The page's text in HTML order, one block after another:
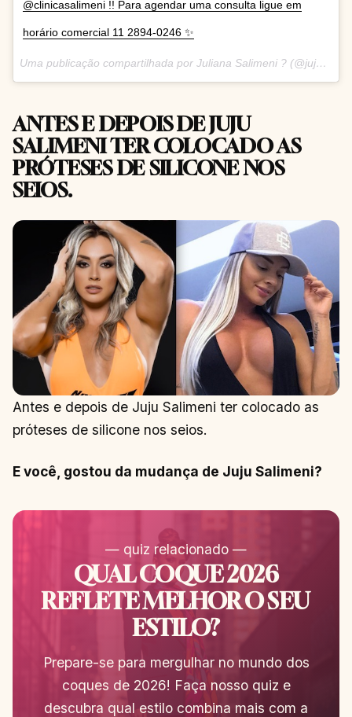
@clinicasalimeni !! Para agendar uma consulta ligue em
horário comercial 11 2894-0246 ✨
Uma publicação compartilhada por Juliana Salimeni ? (@jujusalimeni) em
ANTES E DEPOIS DE JUJU
SALIMENI TER COLOCADO AS
PRÓTESES DE SILICONE NOS
SEIOS.
Antes e depois de Juju Salimeni ter colocado as
próteses de silicone nos seios.
E você, gostou da mudança de Juju Salimeni?
— quiz relacionado —
QUAL COQUE 2026
REFLETE MELHOR O SEU
ESTILO?
Prepare-se para mergulhar no mundo dos
coques de 2026! Faça nosso quiz e
descubra qual estilo combina mais com a